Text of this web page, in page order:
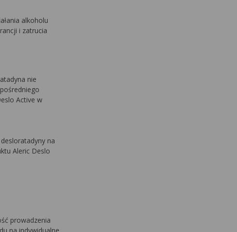
alkoholu
i zatrucia
nie
Active w
na
Aleric Deslo
prowadzenia